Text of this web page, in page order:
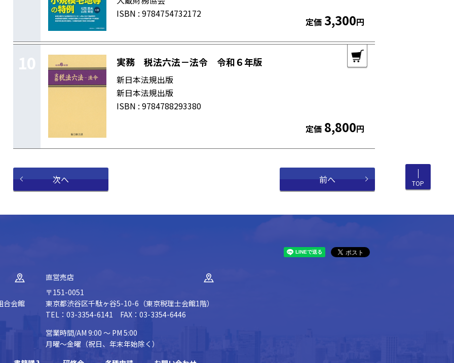
ISBN : 9784754732172
定価 3,300円
10 実務 税法六法－法令 令和６年版
新日本法規出版
新日本法規出版
ISBN : 9784788293380
定価 8,800円
次へ 前へ TOP
合会館
直営売店
〒151-0051
東京都渋谷区千駄ヶ谷5-10-6（東京税理士会館1階）
TEL：03-3354-6141 FAX：03-3354-6446
営業時間/AM 9:00 ～ PM 5:00
月曜～金曜（祝日、年末年始除く）